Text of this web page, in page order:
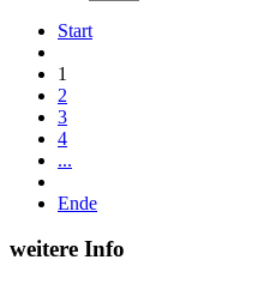
Start
1
2
3
4
...
Ende
weitere Info